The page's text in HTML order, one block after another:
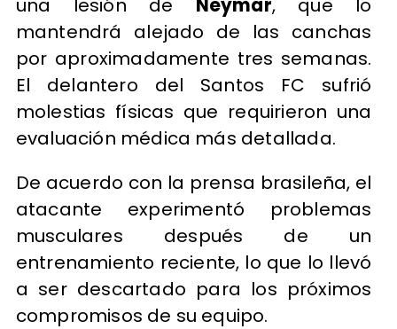
una lesión de Neymar, que lo
mantendrá alejado de las canchas
por aproximadamente tres semanas.
El delantero del Santos FC sufrió
molestias físicas que requirieron una
evaluación médica más detallada.
De acuerdo con la prensa brasileña, el
atacante experimentó problemas
musculares después de un
entrenamiento reciente, lo que lo llevó
a ser descartado para los próximos
compromisos de su equipo.